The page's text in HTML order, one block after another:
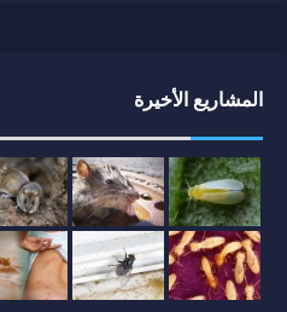
المشاريع الأخيرة